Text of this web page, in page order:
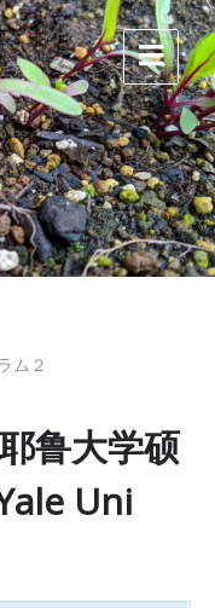
ム２
鲁大学硕
Uni